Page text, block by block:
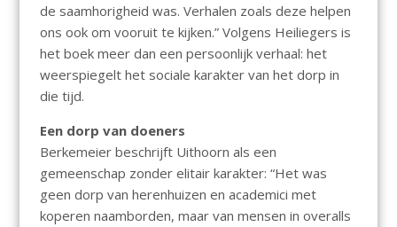
de saamhorigheid was. Verhalen zoals deze helpen
ons ook om vooruit te kijken.” Volgens Heiliegers is
het boek meer dan een persoonlijk verhaal: het
weerspiegelt het sociale karakter van het dorp in
die tijd.
Een dorp van doeners
Berkemeier beschrijft Uithoorn als een
gemeenschap zonder elitair karakter: “Het was
geen dorp van herenhuizen en academici met
koperen naamborden, maar van mensen in overalls